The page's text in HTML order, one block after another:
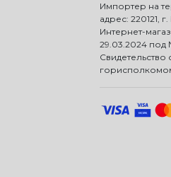
Импортер на
адрес: 220121,
Интернет-
29.03.2024 под